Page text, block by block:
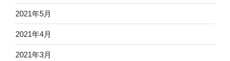
2021年5月
2021年4月
2021年3月